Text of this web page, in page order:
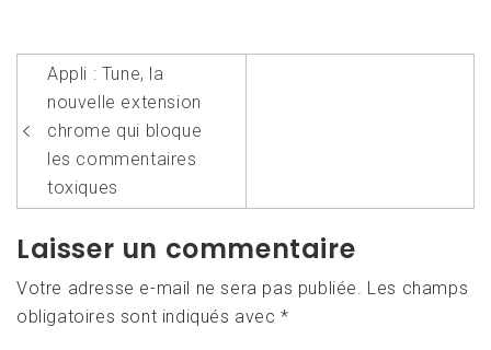
Navigation
de
l’article
Appli : Tune, la
nouvelle extension
chrome qui bloque
les commentaires
toxiques
Laisser un commentaire
Votre adresse e-mail ne sera pas publiée. Les champs
obligatoires sont indiqués avec*